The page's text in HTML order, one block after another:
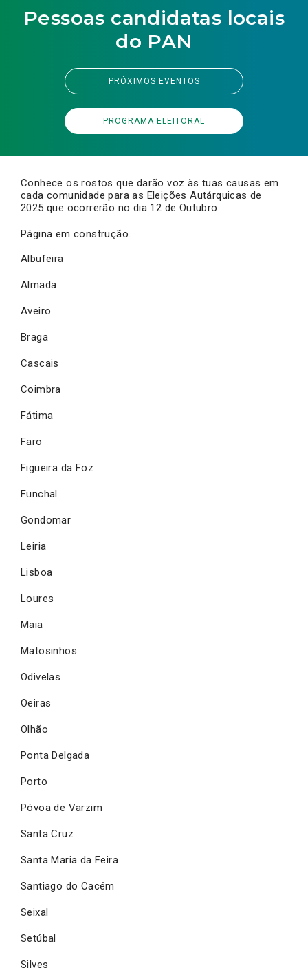
Pessoas candidatas locais
do PAN
PRÓXIMOS EVENTOS
PROGRAMA ELEITORAL
Conhece os rostos que darão voz às tuas causas em
cada comunidade para as Eleições Autárquicas de
2025 que ocorrerão no dia 12 de Outubro
Página em construção.
Albufeira
Almada
Aveiro
Braga
Cascais
Coimbra
Fátima
Faro
Figueira da Foz
Funchal
Gondomar
Leiria
Lisboa
Loures
Maia
Matosinhos
Odivelas
Oeiras
Olhão
Ponta Delgada
Porto
Póvoa de Varzim
Santa Cruz
Santa Maria da Feira
Santiago do Cacém
Seixal
Setúbal
Silves